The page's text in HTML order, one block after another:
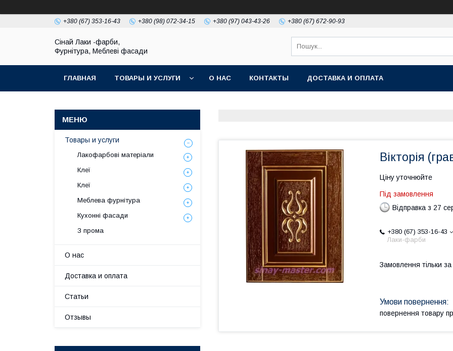
+380 (67) 353-16-43 +380 (98) 072-34-15 +380 (97) 043-43-26 +380 (67) 672-90-93
Сінай Лаки -фарби,
Фурнітура, Меблеві фасади
ГЛАВНАЯ ТОВАРЫ И УСЛУГИ О НАС КОНТАКТЫ ДОСТАВКА И ОПЛАТА
Вікторія
Ціну уточнюйте
Під замовлення
Відправка з 27
+380 (67) 353-16-43
Лаки-фарби
Замовлення тільки
повернення товару
Товары и услуги
Лакофарбові матеріали
Клеї
Клеї
Меблева фурнітура
Кухонні фасади
З прома
О нас
Доставка и оплата
Статьи
Отзывы